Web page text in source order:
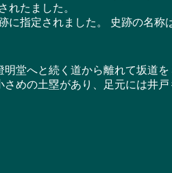
れたました。
に指定されました。 史跡の名
堂へと続く道から離れて坂道を
さめの土塁があり、足元には井